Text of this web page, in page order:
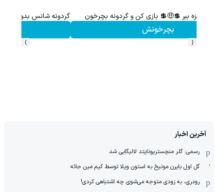
این هدیه رو از دست نده!! فقط تا پایان این ماه
‹
›
آخرین اخبار
رسمی: گلر منچستریونایتد لالیگایی شد
گل اول بایرن مونیخ به استون ویلا توسط کیم مین جائه
رودری، به زودی متوجه می‌شوی چه اشتباهی کردی!